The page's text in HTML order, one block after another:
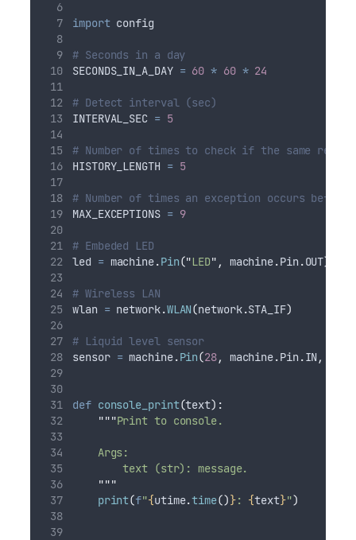
import config
# Seconds in a day
SECONDS_IN_A_DAY = 60 * 60 * 24
# Detect interval (sec)
INTERVAL_SEC = 5
# Number of times to check if the same
HISTORY_LENGTH = 5
# Number of times an exception occurs before
MAX_EXCEPTIONS = 9
# Embeded LED
led = machine.Pin("LED" , machine.Pin.OUT)
# Wireless LAN
wlan = network.WLAN(network.STA_IF)
# Liquid level sensor
sensor = machine.Pin(28, machine.Pin.IN,
def console_print(text):
"""Print to console.
    Args:
        text (str): message.
"""
print(f"{utime.time()}: {text}")